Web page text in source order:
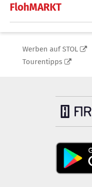
FlohMARKT
Werben auf STOL
Tourentipps